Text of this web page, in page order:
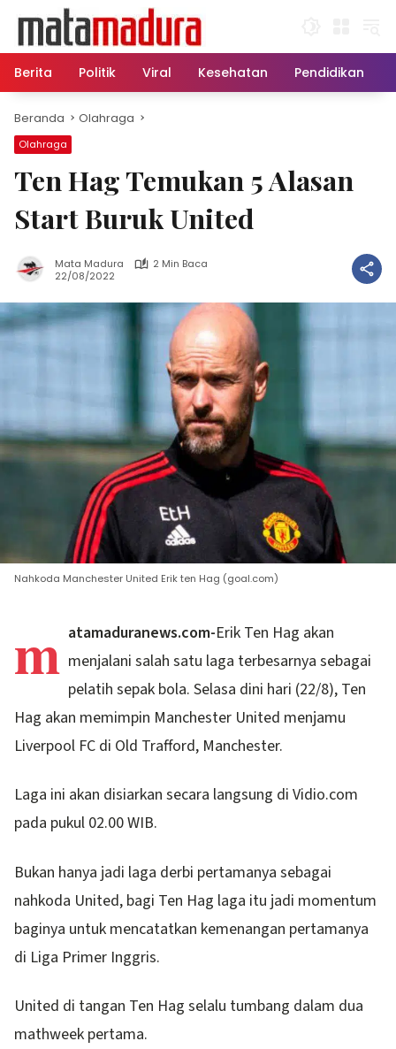
konten
Berita
Politik Viral Kesehatan Pendidikan
Beranda Olahraga
Olahraga
Ten Hag Temukan 5 Alasan
Start Buruk United
Mata Madura
2 Min Baca
22/08/2022
Nahkoda Manchester United Erik ten Hag (goal.com)
m atamaduranews.com-Erik Ten Hag akan
menjalani salah satu laga terbesarnya sebagai
pelatih sepak bola. Selasa dini hari (22/8), Ten
Hag akan memimpin Manchester United menjamu
Liverpool FC di Old Trafford, Manchester.
Laga ini akan disiarkan secara langsung di Vidio.com
pada pukul 02.00 WIB.
Bukan hanya jadi laga derbi pertamanya sebagai
nahkoda United, bagi Ten Hag laga itu jadi momentum
baginya untuk mencatatkan kemenangan pertamanya
di Liga Primer Inggris.
United di tangan Ten Hag selalu tumbang dalam dua
mathweek pertama.